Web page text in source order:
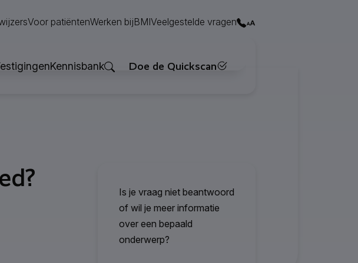
Voor patiëntenWerken bijBMIVeelgestelde vragen Contact
Kennisbank Zoeken
Doe de Quickscan
Is je vraag niet beantwoord
of wil je meer informatie
over een bepaald
onderwerp?